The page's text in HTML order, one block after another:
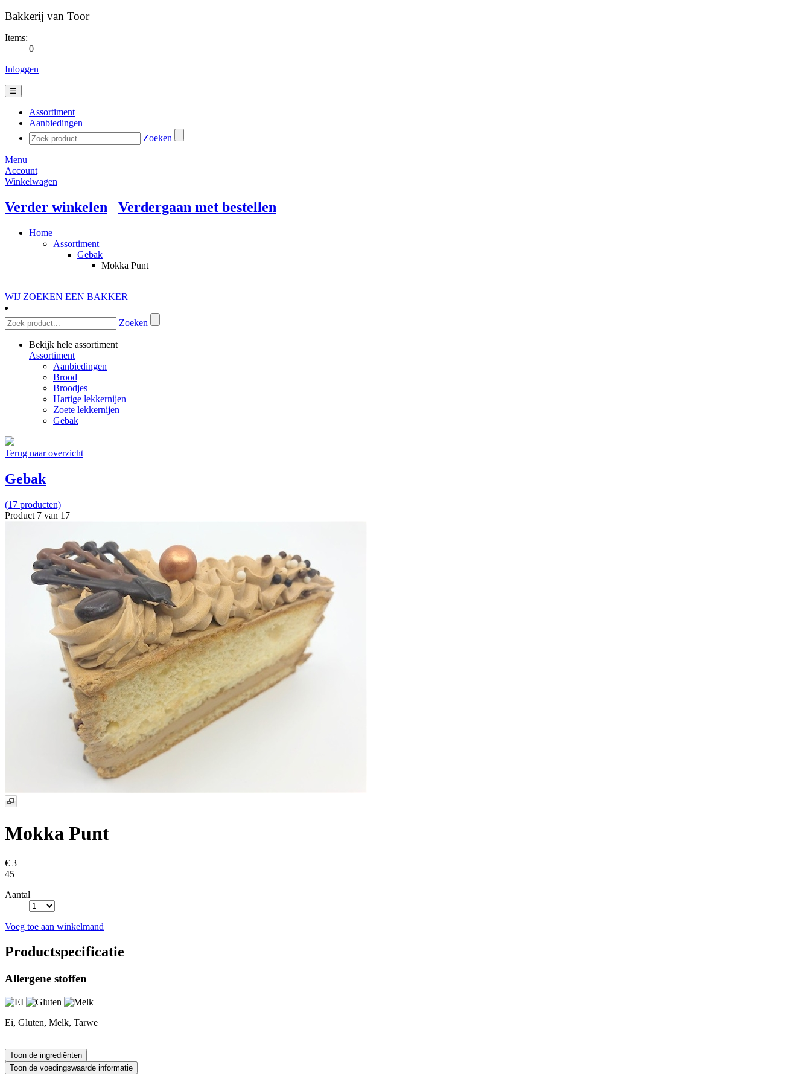
Bakkerij van Toor
Items:
0
Inloggen
☰
Assortiment
Aanbiedingen
Zoeken
Menu
Account
Winkelwagen
Verder winkelen Verdergaan met bestellen
Home
Assortiment
Gebak
Mokka Punt
WIJ ZOEKEN EEN BAKKER
Zoeken
Bekijk hele assortiment
Assortiment
Aanbiedingen
Brood
Broodjes
Hartige lekkernijen
Zoete lekkernijen
Gebak
Terug naar overzicht
Gebak
(17 producten)
Product 7 van 17
Mokka Punt
€ 3
45
Aantal
Voeg toe aan winkelmand
Productspecificatie
Allergene stoffen
Ei, Gluten, Melk, Tarwe